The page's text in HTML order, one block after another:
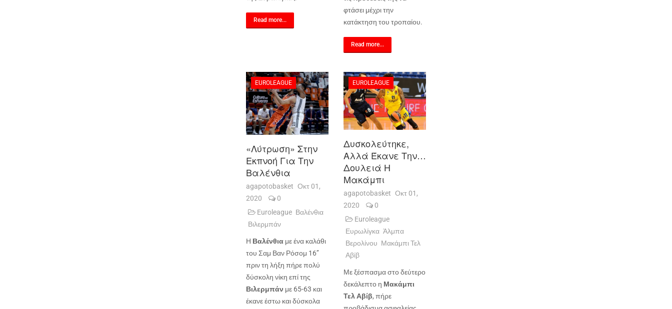
Read more...
φτάσει μέχρι την
κατάκτηση του τροπαίου.
Read more...
EUROLEAGUE
«Λύτρωση» Στην
Εκπνοή Για Την
Βαλένθια
agapotobasket Οκτ 01,
2020
0
Euroleague Βαλένθια
Βιλερμπάν
Η Βαλένθια με ένα καλάθι
του Σαμ Βαν Ρόσομ 16’’
πριν τη λήξη πήρε πολύ
δύσκολη νίκη επί της
Βιλερμπάν με 65-63 και
έκανε έστω και δύσκολα
EUROLEAGUE
Δυσκολεύτηκε,
Αλλά Έκανε Την…
Δουλειά Η
Μακάμπι
agapotobasket Οκτ 01,
2020
0
Euroleague
Ευρωλίγκα Άλμπα
Βερολίνου Μακάμπι Τελ
Αβίβ
Με ξέσπασμα στο δεύτερο
δεκάλεπτο η Μακάμπι
Τελ Αβίβ, πήρε